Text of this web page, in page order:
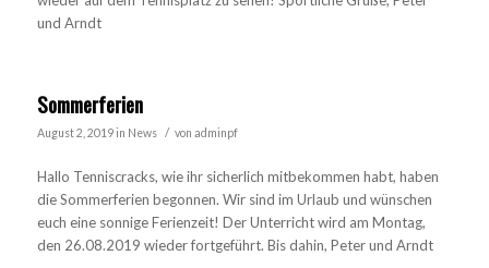
und Arndt
Sommerferien
August 2, 2019 in News / von adminpf
Hallo Tenniscracks, wie ihr sicherlich mitbekommen habt, haben
die Sommerferien begonnen. Wir sind im Urlaub und wünschen
euch eine sonnige Ferienzeit! Der Unterricht wird am Montag,
den 26.08.2019 wieder fortgeführt. Bis dahin, Peter und Arndt